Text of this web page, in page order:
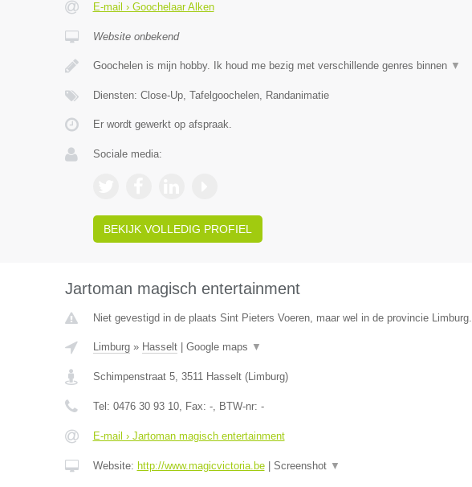
E-mail › Goochelaar Alken
Website onbekend
Goochelen is mijn hobby. Ik houd me bezig met verschillende genres binnen ▼
Diensten: Close-Up, Tafelgoochelen, Randanimatie
Er wordt gewerkt op afspraak.
Sociale media:
BEKIJK VOLLEDIG PROFIEL
Jartoman magisch entertainment
Niet gevestigd in de plaats Sint Pieters Voeren, maar wel in de provincie Limburg.
Limburg» Hasselt| Google maps ▼
Schimpenstraat 5, 3511 Hasselt(Limburg)
Tel: 0476 30 93 10, Fax: -, BTW-nr: -
E-mail › Jartoman magisch entertainment
Website: http://www.magicvictoria.be| Screenshot ▼